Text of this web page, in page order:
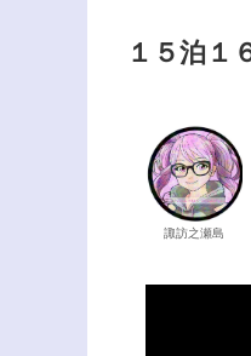
１５泊１
諏訪之瀬島